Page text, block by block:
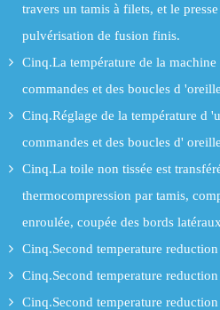
travers un tamis à filets, et le
pulvérisation de fusion finis.
Cinq.La température de la
commandes et des boucles d
Cinq.Réglage de la température d
commandes et des boucles d' oreille
Cinq.La toile non tissée est
thermocompression par tamis,
enroulée, coupée des bords
Cinq.Second temperature reduction
Cinq.Second temperature reduction
Cinq.Second temperature reduction